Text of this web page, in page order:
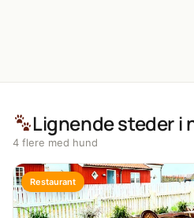
Lignende steder
4 flere med hund
Restaurant